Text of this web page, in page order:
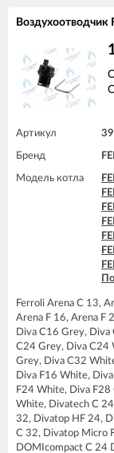
Воздухоотводчик
Артикул
Бренд
Модель котла
Ferroli Arena C 13,
Arena F 16, Arena F
Diva C16 Grey,
C24 Grey, Diva C24
Grey, Diva C32
Diva F16 White,
F24 White, Diva
White, Divatech C
32, Divatop HF 24,
C 32, Divatop Micro
DOMIcompact C 24